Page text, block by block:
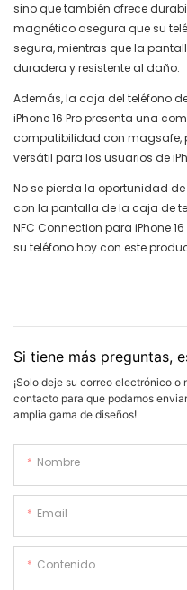
sino que también ofrece
magnético asegura que su
segura, mientras que la
duradera y resistente al daño.
Además, la caja del teléfono
iPhone 16 Pro presenta una
compatibilidad con magsafe,
versátil para los usuarios de
No se pierda la oportunidad
con la pantalla de la caja de
NFC Connection para iPhone
su teléfono hoy con este
Si tiene más preguntas,
¡Solo deje su correo electrónico
contacto para que podamos
amplia gama de diseños!
Nombre
Email
Contenido